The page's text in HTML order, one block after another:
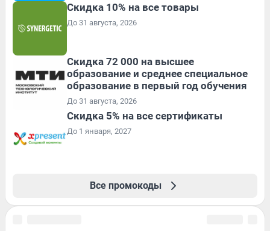
Скидка 10% на все товары
До 31 августа, 2026
Скидка 72 000 на высшее
образование и среднее специальное
образование в первый год обучения
До 31 августа, 2026
Скидка 5% на все сертификаты
До 1 января, 2027
Все промокоды